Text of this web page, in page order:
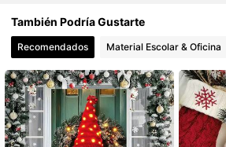
4,89
4,89 341 Seguidores
4,89 341 Seguidores
También Podría Gustarte
Recomendados Material Escolar & Oficina